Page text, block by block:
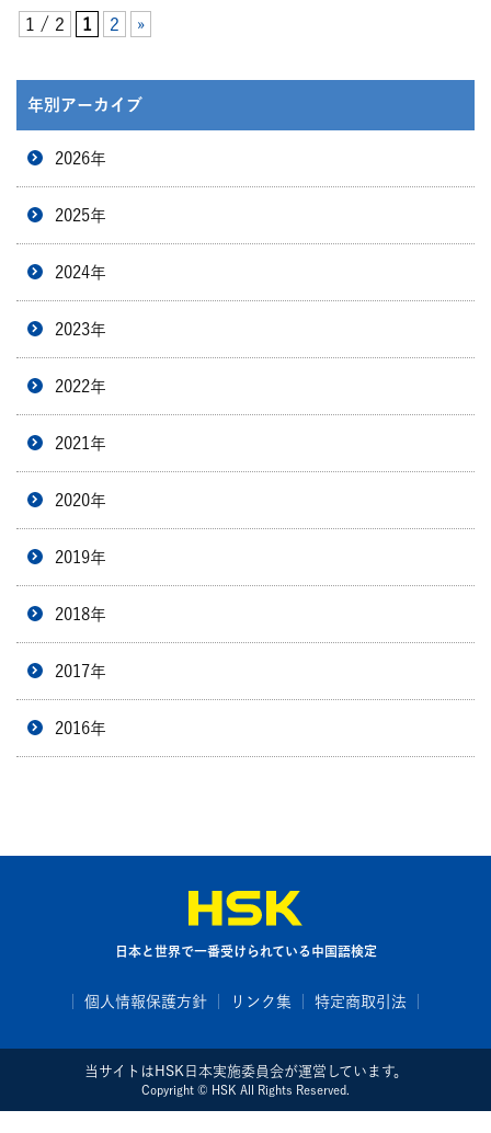
1 / 2 1 2 »
年別アーカイブ
2026年
2025年
2024年
2023年
2022年
2021年
2020年
2019年
2018年
2017年
2016年
日本と世界で一番受けられている中国語検定
個人情報保護方針 リンク集 特定商取引法
当サイトはHSK日本実施委員会が運営しています。
Copyright © HSK All Rights Reserved.